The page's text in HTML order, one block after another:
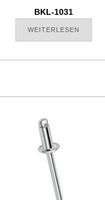
BKL-1031
WEITERLESEN